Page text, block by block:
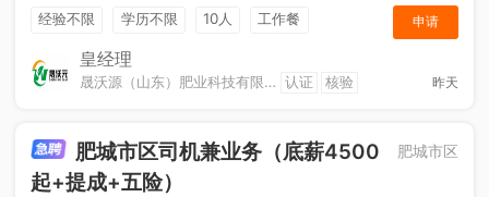
经验不限 学历不限 10人
工作餐
奖励计划
节日福利
申请
皇经理
晟沃源（山东）肥业科技有限公司 认证 核验 昨天
肥城市区司机兼业务（底薪4500
起+提成+五险）
肥城市区